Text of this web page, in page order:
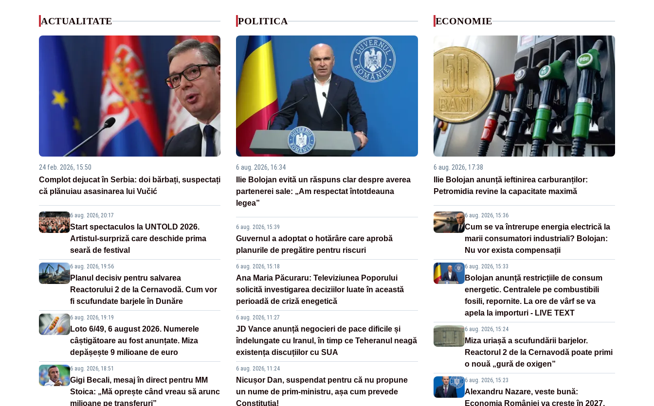
ACTUALITATE
24 feb. 2026, 15:50
Complot dejucat în Serbia: doi bărbați, suspectați
că plănuiau asasinarea lui Vučić
6 aug. 2026, 20:17
Start spectaculos la UNTOLD 2026.
Artistul-surpriză care deschide prima
seară de festival
6 aug. 2026, 19:56
Planul decisiv pentru salvarea
Reactorului 2 de la Cernavodă. Cum vor
fi scufundate barjele în Dunăre
6 aug. 2026, 19:19
Loto 6/49, 6 august 2026. Numerele
câștigătoare au fost anunțate. Miza
depășește 9 milioane de euro
6 aug. 2026, 18:51
Gigi Becali, mesaj în direct pentru MM
Stoica: „Mă oprește când vreau să arunc
milioane pe transferuri”
POLITICA
6 aug. 2026, 16:34
Ilie Bolojan evită un răspuns clar despre averea
partenerei sale: „Am respectat întotdeauna
legea”
6 aug. 2026, 15:39
Guvernul a adoptat o hotărâre care aprobă
planurile de pregătire pentru riscuri
6 aug. 2026, 15:18
Ana Maria Păcuraru: Televiziunea Poporului
solicită investigarea deciziilor luate în această
perioadă de criză enegetică
6 aug. 2026, 11:27
JD Vance anunță negocieri de pace dificile și
îndelungate cu Iranul, în timp ce Teheranul neagă
existența discuțiilor cu SUA
6 aug. 2026, 11:24
Nicușor Dan, suspendat pentru că nu propune
un nume de prim-ministru, așa cum prevede
Constituția!
ECONOMIE
6 aug. 2026, 17:38
Ilie Bolojan anunță ieftinirea carburanților:
Petromidia revine la capacitate maximă
6 aug. 2026, 15:36
Cum se va întrerupe energia electrică la
marii consumatori industriali? Bolojan:
Nu vor exista compensații
6 aug. 2026, 15:33
Bolojan anunță restricțiile de consum
energetic. Centralele pe combustibili
fosili, repornite. La ore de vârf se va
apela la importuri - LIVE TEXT
6 aug. 2026, 15:24
Miza uriașă a scufundării barjelor.
Reactorul 2 de la Cernavodă poate primi
o nouă „gură de oxigen”
6 aug. 2026, 15:23
Alexandru Nazare, veste bună:
Economia României va crește în 2027,